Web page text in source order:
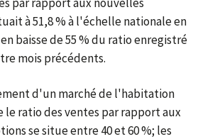
à 51,8 % à l'échelle nationale en
baisse de 55 % du ratio enregistré
mois précédents.
d'un marché de l'habitation
ratio des ventes par rapport aux
se situe entre 40 et 60 %; les